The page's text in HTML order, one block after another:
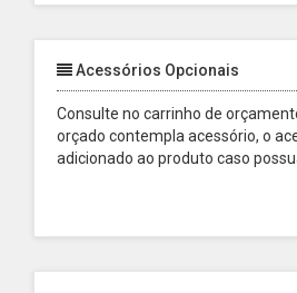
Acessórios Opcionais
Consulte no carrinho de
orçado contempla acessório, o
adicionado ao produto caso